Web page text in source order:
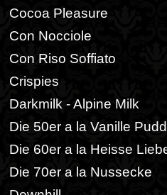
Cocoa Pleasure
Con Nocciole
Con Riso Soffiato
Crispies
Darkmilk - Alpine Milk
Die 50er a la Vanille
Die 60er a la Heisse
Die 70er a la Nussecke